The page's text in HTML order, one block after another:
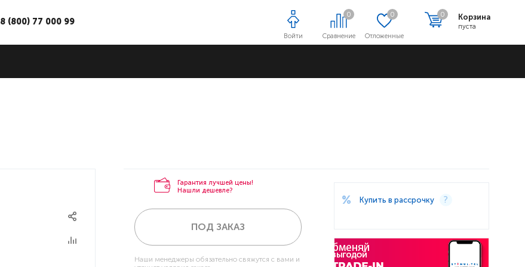
Сравнение
0
Отложенные
0 Корзина
пуста
0
Войти
8 (800) 77 000 99
Гарантия лучшей цены!
Нашли дешевле?
ПОД ЗАКАЗ
Наши менеджеры обязательно свяжутся с вами и
Купить в рассрочку